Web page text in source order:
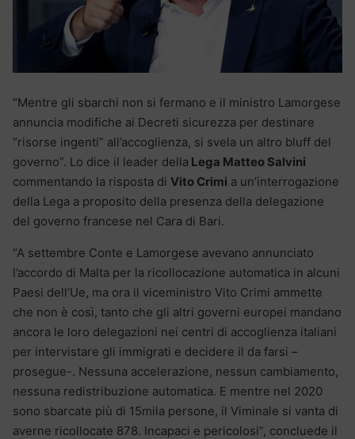
“Mentre gli sbarchi non si fermano e il ministro Lamorgese
annuncia modifiche ai Decreti sicurezza per destinare
“risorse ingenti” all’accoglienza, si svela un altro bluff del
governo”. Lo dice il leader della Lega Matteo Salvini
commentando la risposta di Vito Crimi a un’interrogazione
della Lega a proposito della presenza della delegazione
del governo francese nel Cara di Bari.
“A settembre Conte e Lamorgese avevano annunciato
l’accordo di Malta per la ricollocazione automatica in alcuni
Paesi dell’Ue, ma ora il viceministro Vito Crimi ammette
che non è così, tanto che gli altri governi europei mandano
ancora le loro delegazioni nei centri di accoglienza italiani
per intervistare gli immigrati e decidere il da farsi –
prosegue-. Nessuna accelerazione, nessun cambiamento,
nessuna redistribuzione automatica. E mentre nel 2020
sono sbarcate più di 15mila persone, il Viminale si vanta di
averne ricollocate 878. Incapaci e pericolosi”, concluede il